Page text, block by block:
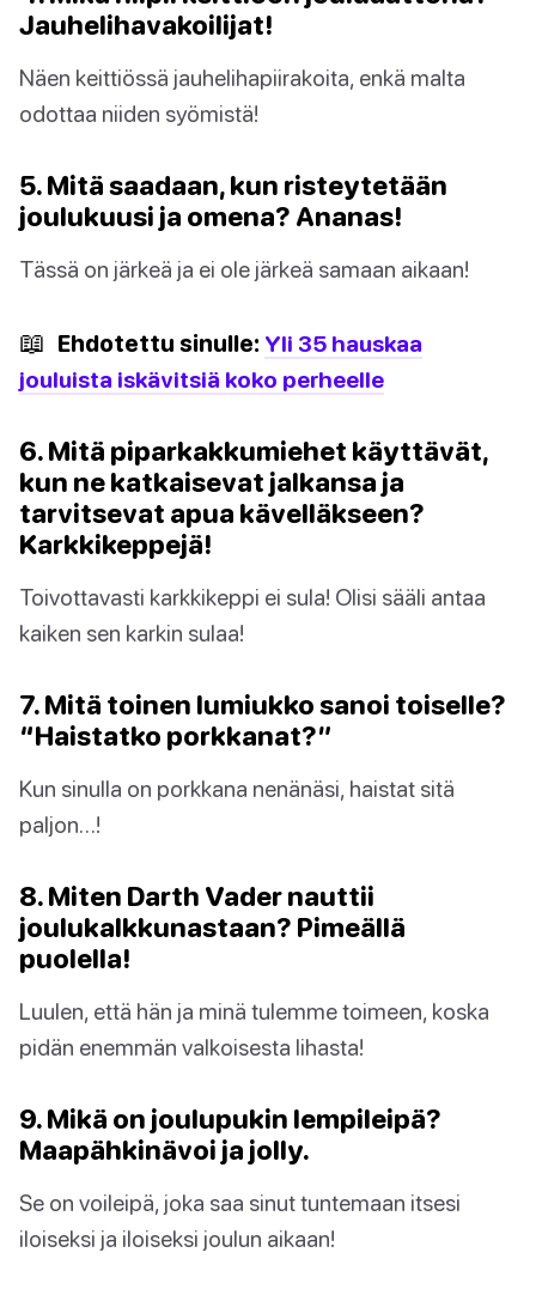
Jauhelihavakoilijat!
Näen keittiössä jauhelihapiirakoita, enkä malta
odottaa niiden syömistä!
5. Mitä saadaan, kun risteytetään
joulukuusi ja omena? Ananas!
Tässä on järkeä ja ei ole järkeä samaan aikaan!
📖 Ehdotettu sinulle: Yli 35 hauskaa
jouluista iskävitsiä koko perheelle
6. Mitä piparkakkumiehet käyttävät,
kun ne katkaisevat jalkansa ja
tarvitsevat apua kävelläkseen?
Karkkikeppejä!
Toivottavasti karkkikeppi ei sula! Olisi sääli antaa
kaiken sen karkin sulaa!
7. Mitä toinen lumiukko sanoi toiselle?
“Haistatko porkkanat?”
Kun sinulla on porkkana nenänäsi, haistat sitä
paljon…!
8. Miten Darth Vader nauttii
joulukalkkunastaan? Pimeällä
puolella!
Luulen, että hän ja minä tulemme toimeen, koska
pidän enemmän valkoisesta lihasta!
9. Mikä on joulupukin lempileipä?
Maapähkinävoi ja jolly.
Se on voileipä, joka saa sinut tuntemaan itsesi
iloiseksi ja iloiseksi joulun aikaan!